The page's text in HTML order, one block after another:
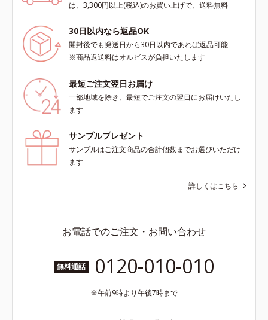
は、3,300円以上(税込)のお買い上げで、送料無料
30日以内なら返品OK
開封後でも発送日から30日以内であれば返品可能
※商品返送料はオルビスが負担いたします
最短ご注文翌日お届け
一部地域を除き、最短でご注文の翌日にお届けいたし
ます
サンプルプレゼント
サンプルはご注文商品の合計個数までお選びいただけ
ます
詳しくはこちら
お電話でのご注文・お問い合わせ
無料通話 0120-010-010
午前9時より午後7時まで